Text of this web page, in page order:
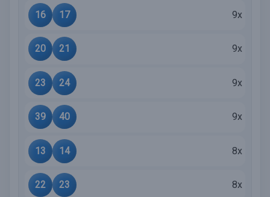
16 17 9x
20 21 9x
23 24 9x
39 40 9x
13 14 8x
22 23 8x